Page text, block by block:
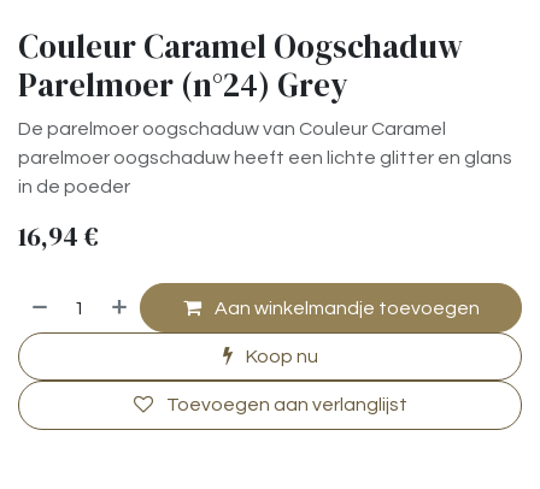
Couleur Caramel Oogschaduw
Parelmoer (n°24) Grey
De parelmoer oogschaduw van Couleur Caramel
parelmoer oogschaduw heeft een lichte glitter en glans
in de poeder
16,94 €
Aan winkelmandje toevoegen
Koop nu
Toevoegen aan verlanglijst